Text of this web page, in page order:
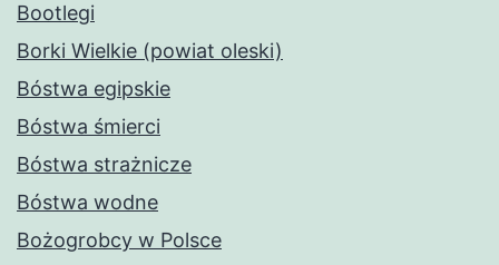
Bootlegi
Borki Wielkie (powiat oleski)
Bóstwa egipskie
Bóstwa śmierci
Bóstwa strażnicze
Bóstwa wodne
Bożogrobcy w Polsce